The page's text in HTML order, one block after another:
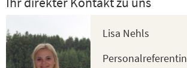
Lisa Nehls
Personalreferentin